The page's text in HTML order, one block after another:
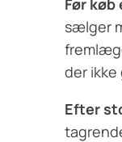
Før køb
sælger
der ikke
Efter